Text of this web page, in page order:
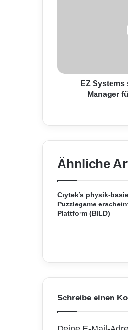
s
l
u
n
C
o
u
a
a
r
EZ
Manager
Ähnliche
Crytek’s physik-
Puzzlegame
Plattform (BILD)
Schreibe einen